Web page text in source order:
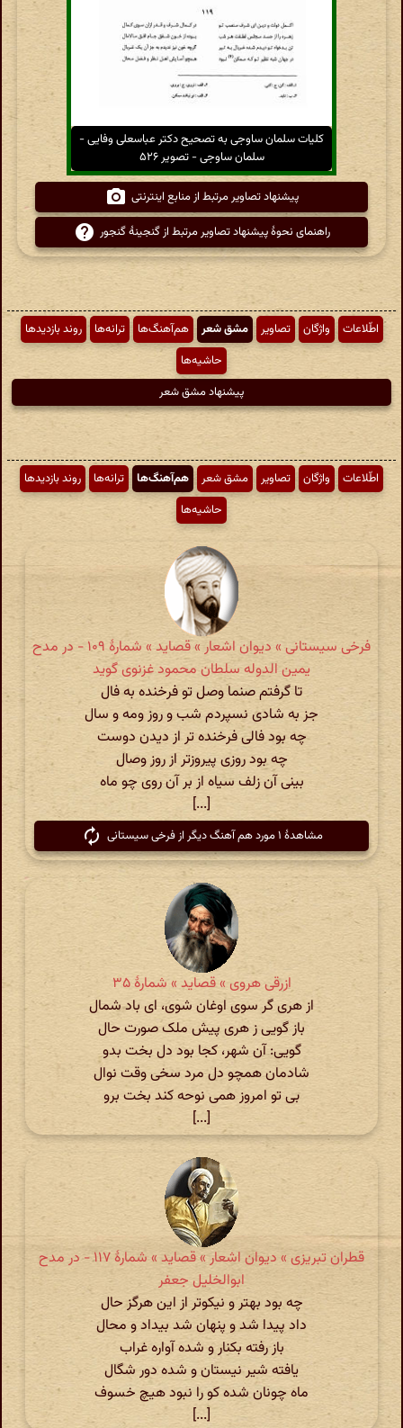
کلیات سلمان ساوجی به تصحیح دکتر عباسعلی وفایی -
سلمان ساوجی - تصویر ۵۲۶
پیشنهاد تصاویر مرتبط از منابع اینترنتی
راهنمای نحوهٔ پیشنهاد تصاویر مرتبط از گنجینهٔ گنجور
اطّلاعات واژگان تصاویر مشق شعر هم‌آهنگ‌ها ترانه‌ها
روند بازدیدها
حاشیه‌ها
پیشنهاد مشق شعر
اطّلاعات واژگان تصاویر مشق شعر هم‌آهنگ‌ها ترانه‌ها
روند بازدیدها
حاشیه‌ها
فرخی سیستانی » دیوان اشعار » قصاید » شمارهٔ ۱۰۹ - در مدح
یمین الدوله سلطان محمود غزنوی گوید
تا گرفتم صنما وصل تو فرخنده به فال
جز به شادی نسپردم شب و روز ومه و سال
چه بود فالی فرخنده تر از دیدن دوست
چه بود روزی پیروزتر از روز وصال
بینی آن زلف سیاه از بر آن روی چو ماه
[...]
مشاهدهٔ ۱ مورد هم آهنگ دیگر از فرخی سیستانی
ازرقی هروی » قصاید » شمارهٔ ۳۵
از هری گر سوی اوغان شوی، ای باد شمال
باز گویی ز هری پیش ملک صورت حال
گویی: آن شهر، کجا بود دل بخت بدو
شادمان همچو دل مرد سخی وقت نوال
بی تو امروز همی نوحه کند بخت برو
[...]
قطران تبریزی » دیوان اشعار » قصاید » شمارهٔ ۱۱۷ - در مدح
ابوالخلیل جعفر
چه بود بهتر و نیکوتر از این هرگز حال
داد پیدا شد و پنهان شد بیداد و محال
باز رفته بکنار و شده آواره غراب
یافته شیر نیستان و شده دور شگال
ماه چونان شده کو را نبود هیچ خسوف
[...]